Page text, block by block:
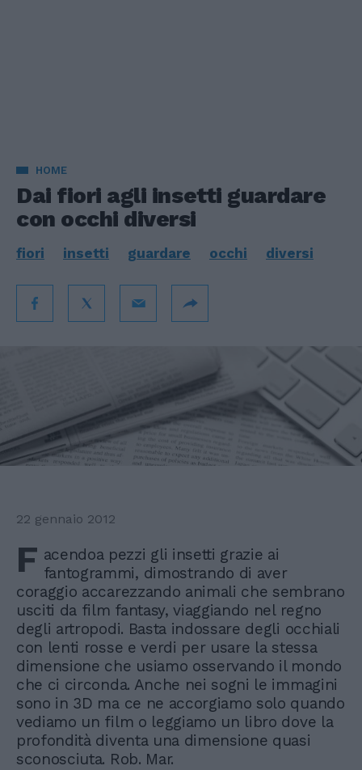
HOME
Dai fiori agli insetti guardare
con occhi diversi
fiori insetti guardare occhi diversi
22 gennaio 2012
F acendoa pezzi gli insetti grazie ai
fantogrammi, dimostrando di aver
coraggio accarezzando animali che sembrano
usciti da film fantasy, viaggiando nel regno
degli artropodi. Basta indossare degli occhiali
con lenti rosse e verdi per usare la stessa
dimensione che usiamo osservando il mondo
che ci circonda. Anche nei sogni le immagini
sono in 3D ma ce ne accorgiamo solo quando
vediamo un film o leggiamo un libro dove la
profondità diventa una dimensione quasi
sconosciuta. Rob. Mar.